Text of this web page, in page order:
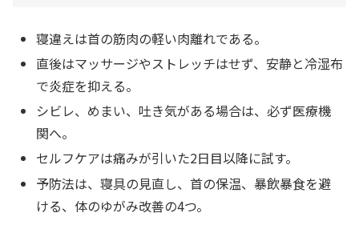
寝違えは首の筋肉の軽い肉離れである。
直後はマッサージやストレッチはせず、安静と冷湿布
で炎症を抑える。
シビレ、めまい、吐き気がある場合は、必ず医療機
関へ。
セルフケアは痛みが引いた2日目以降に試す。
予防法は、寝具の見直し、首の保温、暴飲暴食を避
ける、体のゆがみ改善の4つ。